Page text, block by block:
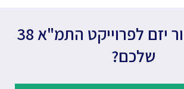
רוצים לבחור יזם לפרוייקט התמ"א 38
שלכם?